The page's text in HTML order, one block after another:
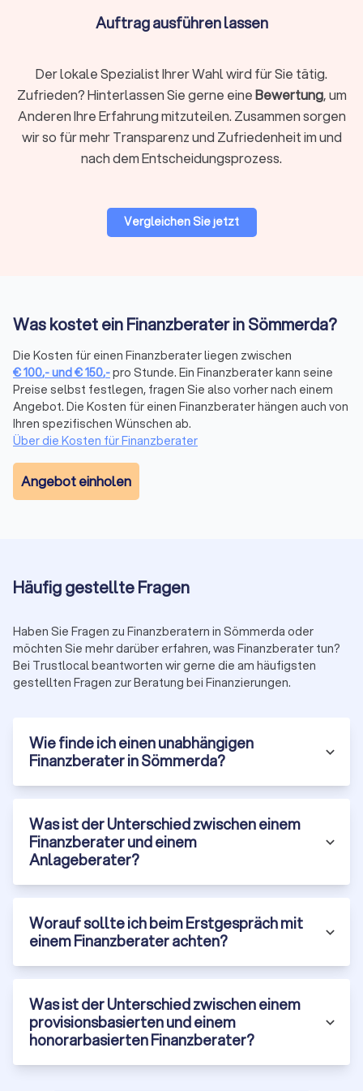
richtigen Finanzberatern in Sömmerda unterstützen.
Unternehmensberatung & Finanzierung
Die Finanzierung von Unternehmen und Finanzfragen im
Rahmen der Unternehmensberatung ist ein anspruchsvolles
Themenfeld, bei dem ein spezialisierter Finanzberater die
einzig richtige Wahl ist. Erfahren Sie auf einen Blick, wer als
optimal zu meistern.
Auf Trustlocal können Sie Ihre Bedürfnisse beschreiben und
Versicherungen, Altersvorsorge,
Vermögensplanung und mehr
Die komplexe Welt der Finanzen wird mit dem richtigen
Finanzberater an Ihrer Seite zu einem Segen für Ihr
Vermögen. Seriosität, Zuverlässigkeit, Fachkenntnisse zu
sind daher die maßgeblichen Aspekte, die Sie bei der Wahl
der passenden Finanzberatung in Sömmerda berücksichtigen
Die Frage, ab wann sich die Dienste eines Finanzberaters
lohnen, hängt von verschiedenen individuellen Faktoren ab.
Die Verwaltung von Finanzen erfordert Zeit, Fachwissen und
Kontinuität. Ein Finanzberater in Sömmerda kann diese
Je komplexer Ihre finanzielle Situation ist, desto eher
profitieren Sie von professioneller Beratung. Dies gilt
Erbschaftsplanung oder bei großen Vermögen. Außerdem
kann ein Finanzberater in Sömmerda mit Ihren langfristigen
finanziellen Zielen wie der Altersvorsorge oder dem Kauf
einer Immobilie helfen. Ein Experte hilft bei der Entwicklung
und Umsetzung eines strukturierten Plans.
Gut versorgt mit individueller Finanzplanung
Der individuellen Planung Ihrer Finanzberatung geht zumeist
Finanzberater Ihnen, welche Fachbereiche für die
Finanzberatung zur Verfügung stehen. Ihre Wünsche und
Ziele stehen dabei im Mittelpunkt. Die Erstberatung umfasst
dabei häufig auch eine individuelle Analyse Ihrer
Finanzsituation, auf der aufbauend erste Vorschläge für den
Vermögensaufbau oder Finanzierungsmöglichkeiten
Auftrag ausführen lassen
Der lokale Spezialist Ihrer Wahl wird für Sie tätig.
Zufrieden? Hinterlassen Sie gerne eineBewertung, um
Anderen Ihre Erfahrung mitzuteilen. Zusammen sorgen
wir so für mehr Transparenz und Zufriedenheit im und
nach dem Entscheidungsprozess.
Vergleichen Sie jetzt
Was kostet ein Finanzberater in Sömmerda?
Die Kosten für einen Finanzberater liegen zwischen
€100,-und€150,-pro Stunde. Ein Finanzberater kann seine
Preise selbst festlegen, fragen Sie also vorher nach einem
Angebot. Die Kosten für einen Finanzberater hängen auch von
Ihren spezifischen Wünschen ab.
Über die Kosten für Finanzberater
Angebot einholen
Häufig gestellte Fragen
Haben Sie Fragen zu Finanzberatern in Sömmerda oder
möchten Sie mehr darüber erfahren, was Finanzberater tun?
Bei Trustlocal beantworten wir gerne die am häufigsten
gestellten Fragen zur Beratung bei Finanzierungen.
Wie finde ich einen unabhängigen
Finanzberater in Sömmerda?
Was ist der Unterschied zwischen einem
Finanzberater und einem
Anlageberater?
Worauf sollte ich beim Erstgespräch mit
einem Finanzberater achten?
Was ist der Unterschied zwischen einem
provisionsbasierten und einem
honorarbasierten Finanzberater?